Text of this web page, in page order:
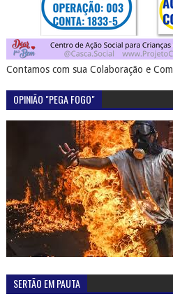
Contamos com sua Colaboração e
OPINIÃO "PEGA FOGO"
SERTÃO EM PAUTA